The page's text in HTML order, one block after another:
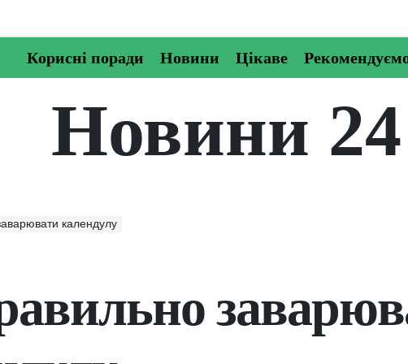
Корисні поради Новини Цікаве
Новини 24
календулу